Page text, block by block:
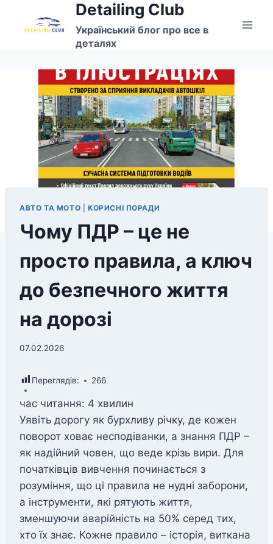
Detailing Club
Український блог про все в
деталях
АВТО ТА МОТО КОРИСНІ ПОРАДИ
Чому ПДР – це не
просто правила, а ключ
до безпечного життя
на дорозі
07.02.2026
Переглядів: 266
час читання: 4 хвилин
Уявіть дорогу як бурхливу річку, де кожен
поворот ховає несподіванки, а знання ПДР –
як надійний човен, що веде крізь вири. Для
початківців вивчення починається з
розуміння, що ці правила не нудні заборони,
а інструменти, які рятують життя,
зменшуючи аварійність на 50% серед тих,
хто їх знає. Кожне правило – історія, виткана